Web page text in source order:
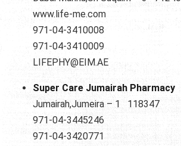
www.life-me.com
971-04-3410008
971-04-3410009
LIFEPHY@EIM.AE
Super Care Jumairah Pharmacy
Jumairah,Jumeira – 1 118347
971-04-3445246
971-04-3420771